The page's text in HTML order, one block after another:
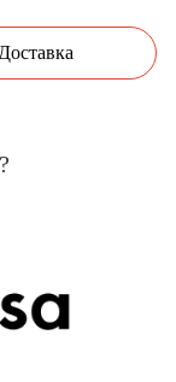
Доставка